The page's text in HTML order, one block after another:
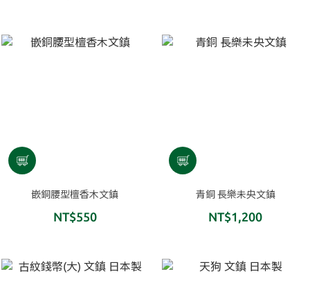
嵌銅腰型檀香木文鎮
NT$550
青銅 長樂未央文鎮
NT$1,200